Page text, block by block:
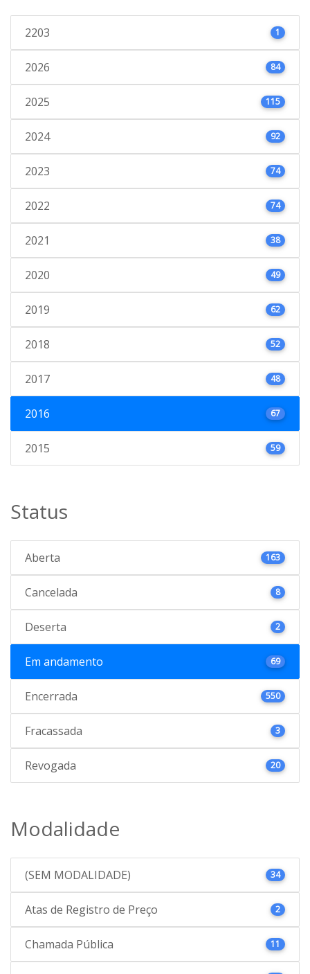
2203 1
2026 84
2025 115
2024 92
2023 74
2022 74
2021 38
2020 49
2019 62
2018 52
2017 48
2016 67
2015 59
Status
Aberta 163
Cancelada 8
Deserta 2
Em andamento 69
Encerrada 550
Fracassada 3
Revogada 20
Modalidade
(SEM MODALIDADE) 34
Atas de Registro de Preço 2
Chamada Pública 11